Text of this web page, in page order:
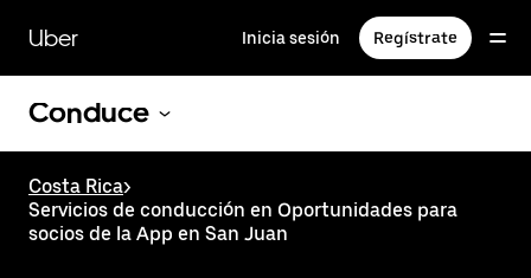
contenido
principal
Uber Inicia sesión Regístrate
Conduce
Costa Rica>
Servicios de conducción en Oportunidades para
socios de la App en San Juan